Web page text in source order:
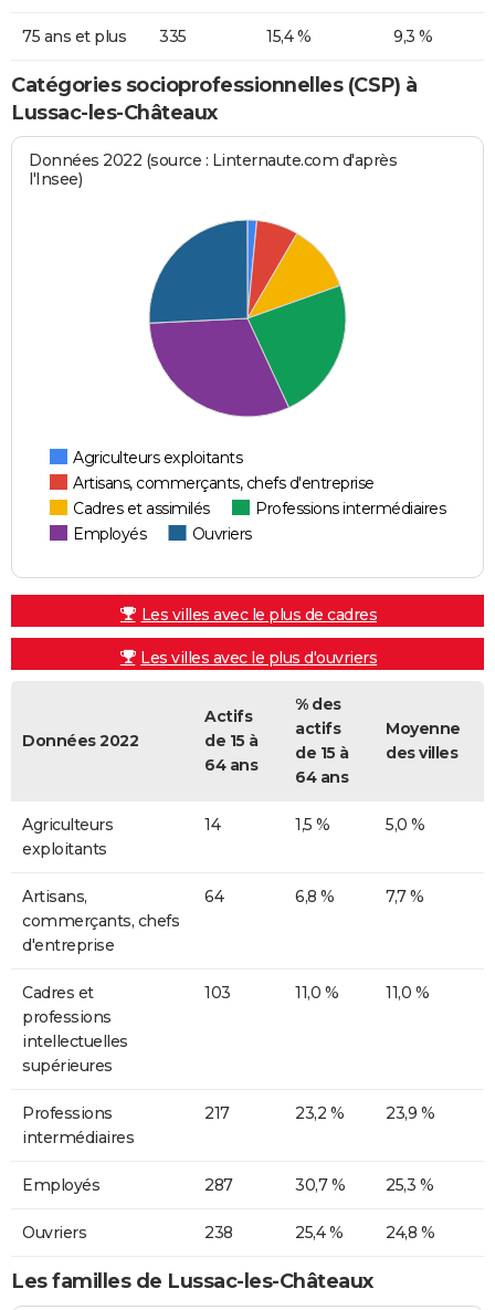
75 ans et plus 335 15,4 % 9,3 %
Catégories socioprofessionnelles (CSP) à
Lussac-les-Châteaux
Données 2022 (source : Linternaute.com d'après
l'Insee)
Agriculteurs exploitants
Artisans, commerçants, chefs d'entreprise
Cadres et assimilés
Professions intermédiaires
Employés
Ouvriers
Les villes avec le plus de cadres
Les villes avec le plus d'ouvriers
Données 2022
Actifs
de 15 à
64 ans
% des
actifs
de 15 à
64 ans
Moyenne
des villes
Agriculteurs
exploitants
14 1,5 % 5,0 %
Artisans,
commerçants, chefs
d'entreprise
64 6,8 % 7,7 %
Cadres et
professions
intellectuelles
supérieures
103 11,0 % 11,0 %
Professions
intermédiaires
217 23,2 % 23,9 %
Employés 287 30,7 % 25,3 %
Ouvriers 238 25,4 % 24,8 %
Les familles de Lussac-les-Châteaux